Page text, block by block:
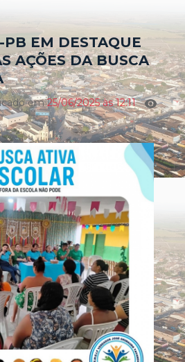
EM DESTAQUE
AÇÕES DA BUSCA
em25/06/2025 às 12:11